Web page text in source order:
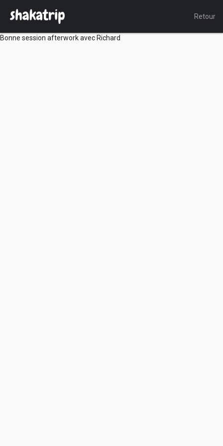
Retour
Bonne session afterwork avec Richard